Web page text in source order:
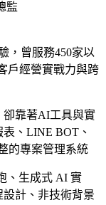
監
，曾服務450家以
戶經營實戰力與跨
卻靠著AI工具與實
、LINE BOT、
的專案管理系統
、生成式 AI 實
計、非技術背景